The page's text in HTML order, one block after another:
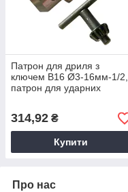
Патрон для дриля з
ключем B16 Ø3-16мм-1/2,
патрон для ударних
314,92 ₴
Купити
Про нас